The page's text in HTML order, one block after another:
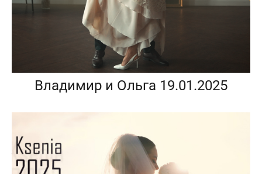
Владимир и Ольга 19.01.2025